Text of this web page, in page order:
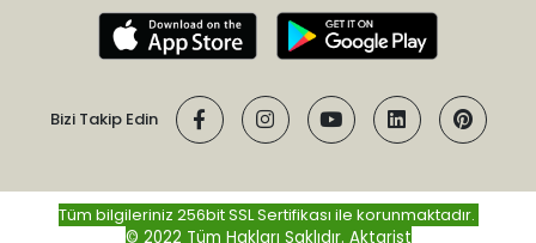
Bizi Takip Edin
Tüm bilgileriniz 256bit SSL Sertifikası ile korunmaktadır.
© 2022 Tüm Hakları Saklıdır. Aktarist